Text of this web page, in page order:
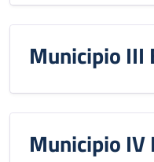
Municipio III
Municipio IV